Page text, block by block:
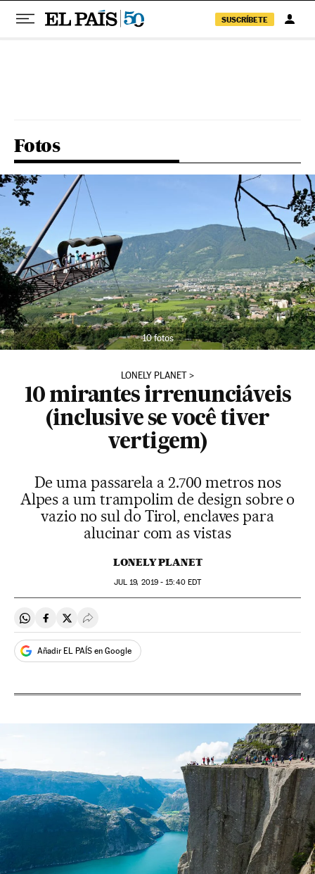
SUSCRÍBETE
Fotos
10 fotos
LONELY PLANET
10 mirantes irrenunciáveis
(inclusive se você tiver
vertigem)
De uma passarela a 2.700 metros nos
Alpes a um trampolim de design sobre o
vazio no sul do Tirol, enclaves para
alucinar com as vistas
LONELY PLANET
JUL 19, 2019 - 15:40EDT
Compartir en Whatsapp
Compartir en Facebook
Compartir en Twitter
Desplegar Redes Sociales
Añadir EL PAÍS en Google